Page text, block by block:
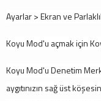
Ayarlar > Ekran ve
Koyu Mod'u açmak için
Koyu Mod'u Denetim
aygıtınızın sağ üst